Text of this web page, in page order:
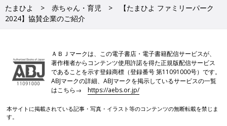
たまひよ 赤ちゃん・育児
【たまひよ ファミリーパーク
2024】協賛企業のご紹介
ＡＢＪマークは、この電子書店・電子書籍配信サービスが、
著作権者からコンテンツ使用許諾を得た正規版配信サービス
であることを示す登録商標（登録番号 第11091000号）です。
ABJマークの詳細、ABJマークを掲示しているサービスの一覧
はこちら→https://aebs.or.jp/
本サイトに掲載されている記事・写真・イラスト等のコンテンツの無断転載を禁じま
す。